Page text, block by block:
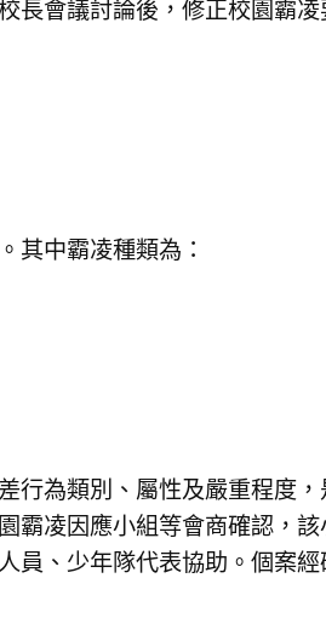
長會議討論後，修正校園霸凌
其中霸凌種類為：
為類別、屬性及嚴重程度，
霸凌因應小組等會商確認，
員、少年隊代表協助。個案